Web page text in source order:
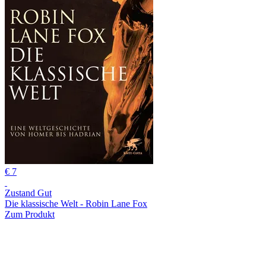
€ 7
Zustand Gut
Die klassische Welt - Robin Lane Fox
Zum Produkt